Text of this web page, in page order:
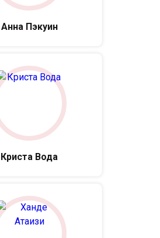
Анна Пэкуин
Криста Вода